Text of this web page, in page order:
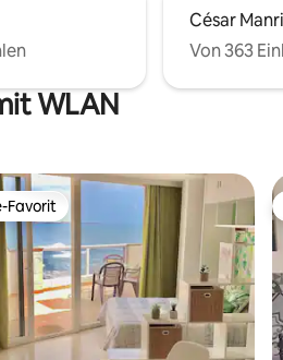
César
Von 363
WLAN
Favorit
Favorit